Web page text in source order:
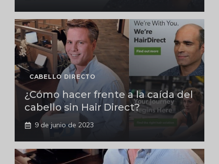
CABELLO DIRECTO
¿Cómo hacer frente a la caída del
cabello sin Hair Direct?
9 de junio de 2023